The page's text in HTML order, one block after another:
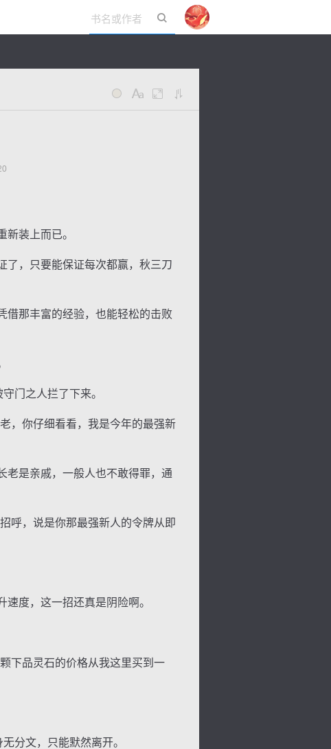
装上而已。
，只要能保证每次都赢，秋三刀
那丰富的经验，也能轻松的击败
门之人拦了下来。
，你仔细看看，我是今年的最强新
是亲戚，一般人也不敢得罪，通
呼，说是你那最强新人的令牌从即
度，这一招还真是阴险啊。
下品灵石的价格从我这里买到一
分文，只能默然离开。